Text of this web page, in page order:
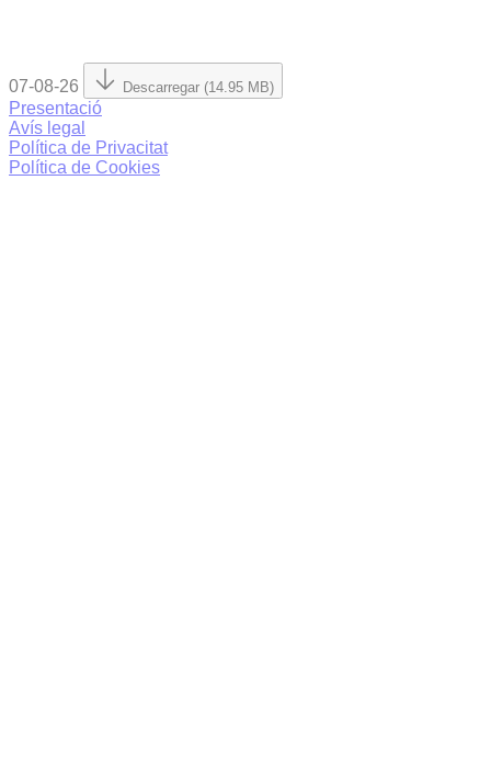
07-08-26 Descarregar (14.95 MB)
Presentació
Avís legal
Política de Privacitat
Política de Cookies